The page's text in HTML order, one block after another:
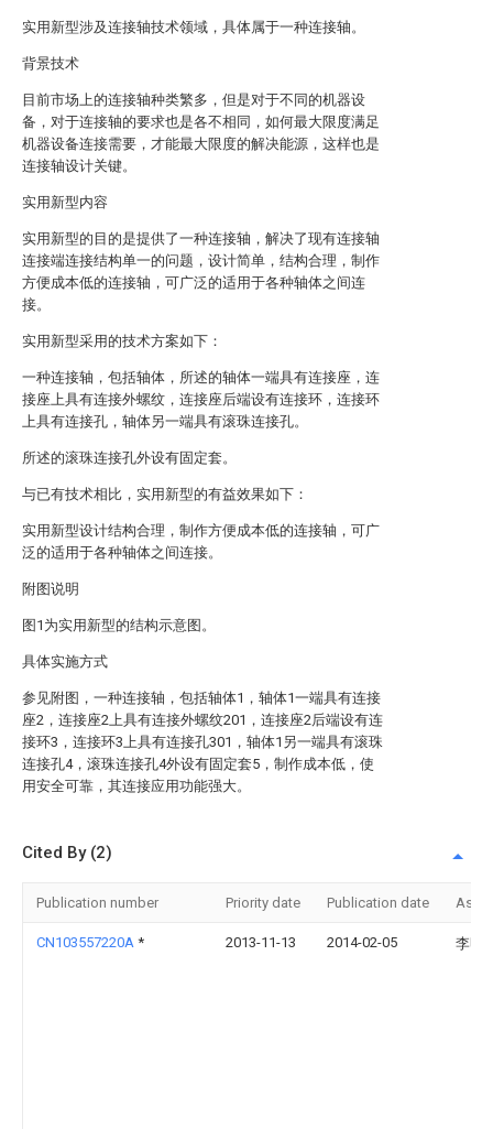
实用新型涉及连接轴技术领域，具体属于一种连接轴。
背景技术
目前市场上的连接轴种类繁多，但是对于不同的机器设
备，对于连接轴的要求也是各不相同，如何最大限度满足
机器设备连接需要，才能最大限度的解决能源，这样也是
连接轴设计关键。
实用新型内容
实用新型的目的是提供了一种连接轴，解决了现有连接轴
连接端连接结构单一的问题，设计简单，结构合理，制作
方便成本低的连接轴，可广泛的适用于各种轴体之间连
接。
实用新型采用的技术方案如下：
一种连接轴，包括轴体，所述的轴体一端具有连接座，连
接座上具有连接外螺纹，连接座后端设有连接环，连接环
上具有连接孔，轴体另一端具有滚珠连接孔。
所述的滚珠连接孔外设有固定套。
与已有技术相比，实用新型的有益效果如下：
实用新型设计结构合理，制作方便成本低的连接轴，可广
泛的适用于各种轴体之间连接。
附图说明
图1为实用新型的结构示意图。
具体实施方式
参见附图，一种连接轴，包括轴体1，轴体1一端具有连接
座2，连接座2上具有连接外螺纹201，连接座2后端设有连
接环3，连接环3上具有连接孔301，轴体1另一端具有滚珠
连接孔4，滚珠连接孔4外设有固定套5，制作成本低，使
用安全可靠，其连接应用功能强大。
Cited By (2)
Publication number Priority date Publication date
CN103557220A * 2013-11-13 2014-02-05 李明